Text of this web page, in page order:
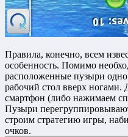
Правила, конечно, всем
особенность. Помимо
расположенные пузыри
рабочий стол вверх ногами.
смартфон (либо нажимаем
Пузыри
строим стратегию игры,
очков.